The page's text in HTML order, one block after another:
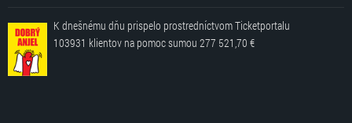
K dnešnému dňu prispelo prostredníctvom Ticketportalu
103931 klientov na pomoc sumou 277 521,70 €